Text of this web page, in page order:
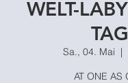
WELT-
TAG
Sa., 04. Mai
  |
AT ONE AS